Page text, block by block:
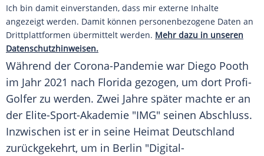
Ich bin damit einverstanden, dass mir externe Inhalte
angezeigt werden. Damit können personenbezogene Daten an
Drittplattformen übermittelt werden. Mehr dazu in unseren
Datenschutzhinweisen.
Während der Corona-Pandemie war Diego Pooth
im Jahr 2021 nach Florida gezogen, um dort Profi-
Golfer zu werden. Zwei Jahre später machte er an
der Elite-Sport-Akademie "IMG" seinen Abschluss.
Inzwischen ist er in seine Heimat Deutschland
zurückgekehrt, um in Berlin "Digital-